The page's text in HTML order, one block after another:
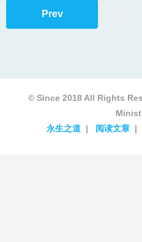
Prev
© Since 2018 All Rights
永生之道
阅读文章